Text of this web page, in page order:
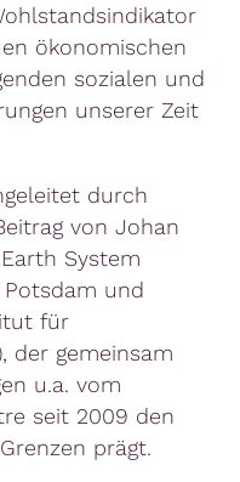
ökonomischen
sozialen und
unserer Zeit
durch
von Johan
System
und
für
der gemeinsam
u.a. vom
seit 2009 den
prägt.